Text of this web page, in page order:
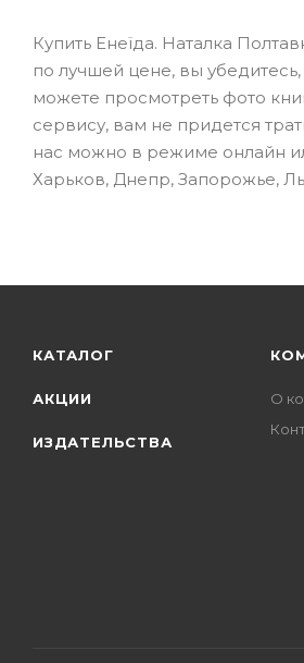
Купить Енеїда. Наталка
по лучшей цене, вы
можете просмотреть фото
сервису, вам не придется
нас можно в режиме онлайн
Харьков, Днепр, Запорожье,
КАТАЛОГ
АКЦИИ
ИЗДАТЕЛЬСТВА
О